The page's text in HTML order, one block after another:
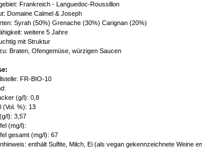
Frankreich - Languedoc-Roussillon
Domaine Calmel & Joseph
Syrah (50%) Grenache (30%) Carignan (20%)
weitere 5 Jahre
mit Struktur
Braten, Ofengemüse, würzigen Saucen
FR-BIO-10
(g/l): 0,8
(Vol. %): 13
l): 3,57
(mg/l):
gesamt (mg/l): 67
enthält Sulfite, Milch, Ei (als vegan gekennzeichnete Weine